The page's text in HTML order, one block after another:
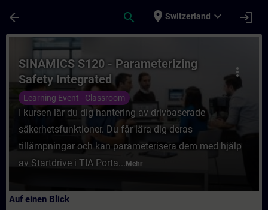
arrow_back search place Switzerland expand_more login
Kurs - SINAMICS S120 - Parameterizing
more_vert
SINAMICS S120 - Parameterizing
Safety Integrated
Learning Event - Classroom
I kursen lär du dig hantering av drivbaserade
säkerhetsfunktioner. Du får lära dig deras
tillämpningar och kan parameterisera dem med hjälp
av Startdrive i TIA Porta... Mehr
Auf einen Blick